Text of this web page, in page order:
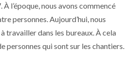
l’époque, nous avons commencé
personnes. Aujourd’hui, nous
travailler dans les bureaux. À cela
personnes qui sont sur les chantiers.